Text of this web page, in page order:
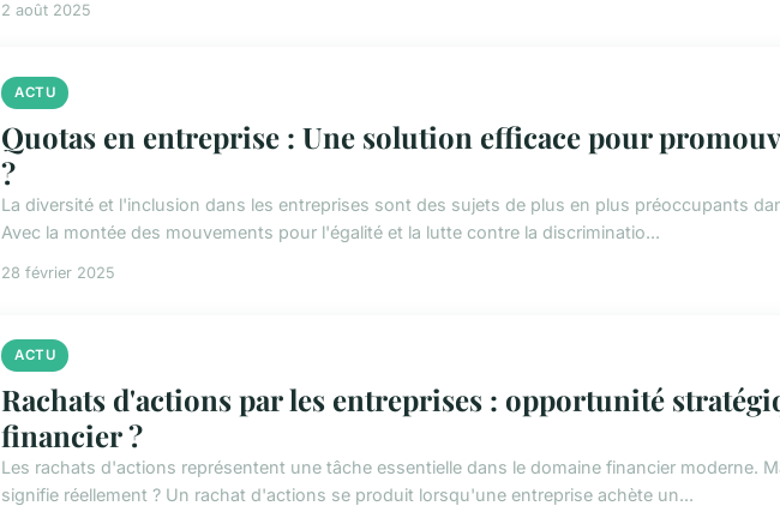
2 août 2025
ACTU
Quotas en entreprise : Une solution efficace pour
?
La diversité et l'inclusion dans les entreprises sont des sujets de plus en plus préoccupants
Avec la montée des mouvements pour l'égalité et la lutte contre la discriminatio...
28 février 2025
ACTU
Rachats d'actions par les entreprises : opportunité
financier ?
Les rachats d'actions représentent une tâche essentielle dans le domaine financier moderne.
signifie réellement ? Un rachat d'actions se produit lorsqu'une entreprise achète un...